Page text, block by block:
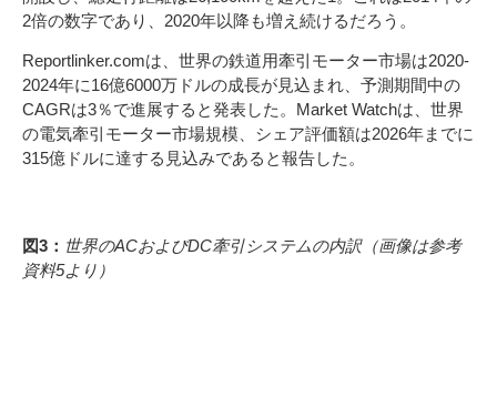
2倍の数字であり、2020年以降も増え続けるだろう。
Reportlinker.comは、世界の鉄道用牽引モーター市場は2020-
2024年に16億6000万ドルの成長が見込まれ、予測期間中の
CAGRは3％で進展すると発表した。Market Watchは、世界
の電気牽引モーター市場規模、シェア評価額は2026年までに
315億ドルに達する見込みであると報告した。
図3： 世界のACおよびDC牽引システムの内訳（画像は参考
資料5より）